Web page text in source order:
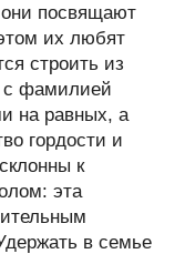
посвящают
их любят
строить из
с фамилией
на равных, а
гордости и
к
эта
в семье